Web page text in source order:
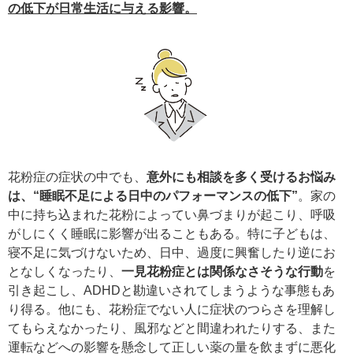
の低下が日常生活に与える影響。
花粉症の症状の中でも、 意外にも相談を多く受けるお悩み
は、“睡眠不足による日中のパフォーマンスの低下”。家の
中に持ち込まれた花粉によってい鼻づまりが起こり、呼吸
がしにくく睡眠に影響が出ることもある。特に子どもは、
寝不足に気づけないため、日中、過度に興奮したり逆にお
となしくなったり、 一見花粉症とは関係なさそうな行動を
引き起こし、ADHDと勘違いされてしまうような事態もあ
り得る。他にも、花粉症でない人に症状のつらさを理解し
てもらえなかったり、風邪などと間違われたりする、また
運転などへの影響を懸念して正しい薬の量を飲まずに悪化